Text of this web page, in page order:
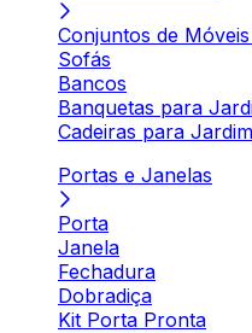
Conjuntos de
Sofás
Bancos
Banquetas para
Cadeiras para Jardim
Portas e Janelas
Porta
Janela
Fechadura
Dobradiça
Kit Porta Pronta